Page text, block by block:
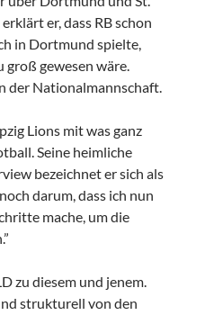
er, dass RB schon
in Dortmund spielte,
groß gewesen wäre.
der Nationalmannschaft.
Lions mit was ganz
Seine heimliche
bezeichnet er sich als
darum, dass ich nun
mache, um die
zu diesem und jenem.
strukturell von den